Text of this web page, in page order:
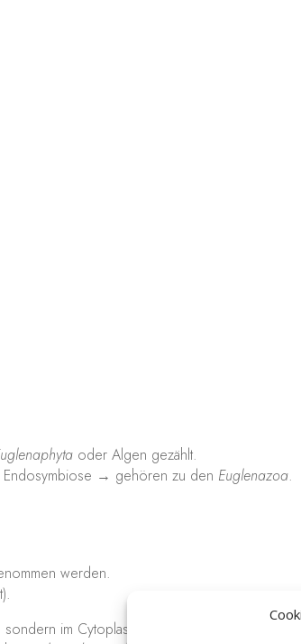
oder Algen gezählt.
Endosymbiose → gehören zu den Euglenazoa.
werden.
im Cytoplasma (Paramylon, eine spezielle